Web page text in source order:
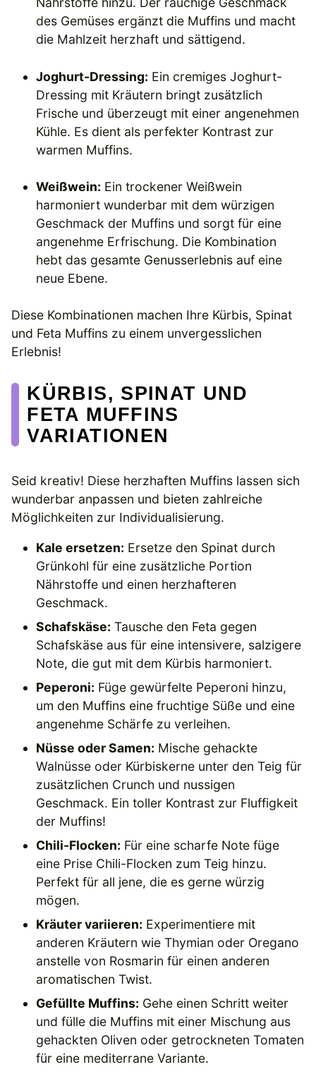
des Gemüses ergänzt die Muffins und macht
die Mahlzeit herzhaft und sättigend.
Joghurt-Dressing: Ein cremiges Joghurt-
Dressing mit Kräutern bringt zusätzlich
Frische und überzeugt mit einer angenehmen
Kühle. Es dient als perfekter Kontrast zur
warmen Muffins.
Weißwein: Ein trockener Weißwein
harmoniert wunderbar mit dem würzigen
Geschmack der Muffins und sorgt für eine
angenehme Erfrischung. Die Kombination
hebt das gesamte Genusserlebnis auf eine
neue Ebene.
Diese Kombinationen machen Ihre Kürbis, Spinat
und Feta Muffins zu einem unvergesslichen
Erlebnis!
KÜRBIS, SPINAT UND
FETA MUFFINS
VARIATIONEN
Seid kreativ! Diese herzhaften Muffins lassen sich
wunderbar anpassen und bieten zahlreiche
Möglichkeiten zur Individualisierung.
Kale ersetzen: Ersetze den Spinat durch
Grünkohl für eine zusätzliche Portion
Nährstoffe und einen herzhafteren
Geschmack.
Schafskäse: Tausche den Feta gegen
Schafskäse aus für eine intensivere, salzigere
Note, die gut mit dem Kürbis harmoniert.
Peperoni: Füge gewürfelte Peperoni hinzu,
um den Muffins eine fruchtige Süße und eine
angenehme Schärfe zu verleihen.
Nüsse oder Samen: Mische gehackte
Walnüsse oder Kürbiskerne unter den Teig für
zusätzlichen Crunch und nussigen
Geschmack. Ein toller Kontrast zur Fluffigkeit
der Muffins!
Chili-Flocken: Für eine scharfe Note füge
eine Prise Chili-Flocken zum Teig hinzu.
Perfekt für all jene, die es gerne würzig
mögen.
Kräuter variieren: Experimentiere mit
anderen Kräutern wie Thymian oder Oregano
anstelle von Rosmarin für einen anderen
aromatischen Twist.
Gefüllte Muffins: Gehe einen Schritt weiter
und fülle die Muffins mit einer Mischung aus
gehackten Oliven oder getrockneten Tomaten
für eine mediterrane Variante.